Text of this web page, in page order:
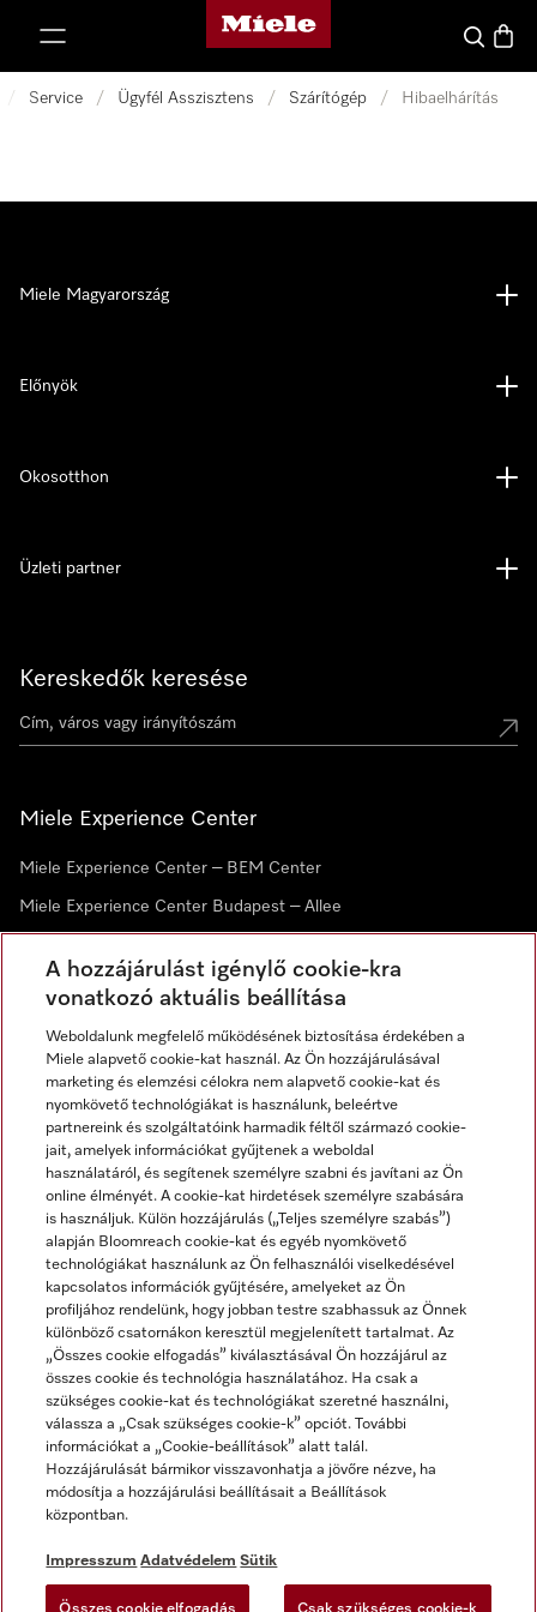
Miele honlapja
Kereses
/ Service / Ügyfél Asszisztens / Szárítógép / Hibaelhárítás
Kereskedők keresése
Miele Experience Center
Miele Experience Center – BEM Center
Miele Experience Center Budapest – Allee
Hírlevél
Miele Magyarország
Előnyök
Okosotthon
Üzleti partner
Impresszum
ÁSZF
Adatvédelem
Felhasználási feltételek
Akadálymentességi Nyilatkozat
Digitális Szolgáltatásokról szóló törvény
Miele a YouTube-on
Miele a Facebookon
Miele az Instagramon
A hozzájárulást igénylő cookie-kra
vonatkozó aktuális beállítása
Weboldalunk megfelelő működésének biztosítása érdekében a
Miele alapvető cookie-kat használ. Az Ön hozzájárulásával
marketing és elemzési célokra nem alapvető cookie-kat és
nyomkövető technológiákat is használunk, beleértve
partnereink és szolgáltatóink harmadik féltől származó cookie-
jait, amelyek információkat gyűjtenek a weboldal
használatáról, és segítenek személyre szabni és javítani az Ön
online élményét. A cookie-kat hirdetések személyre szabására
is használjuk. Külön hozzájárulás („Teljes személyre szabás”)
alapján Bloomreach cookie-kat és egyéb nyomkövető
technológiákat használunk az Ön felhasználói viselkedésével
kapcsolatos információk gyűjtésére, amelyeket az Ön
profiljához rendelünk, hogy jobban testre szabhassuk az Önnek
különböző csatornákon keresztül megjelenített tartalmat. Az
„Összes cookie elfogadás” kiválasztásával Ön hozzájárul az
összes cookie és technológia használatához. Ha csak a
szükséges cookie-kat és technológiákat szeretné használni,
válassza a „Csak szükséges cookie-k” opciót. További
információkat a „Cookie-beállítások” alatt talál.
Hozzájárulását bármikor visszavonhatja a jövőre nézve, ha
módosítja a hozzájárulási beállításait a Beállítások
központban.
Impresszum Adatvédelem Sütik